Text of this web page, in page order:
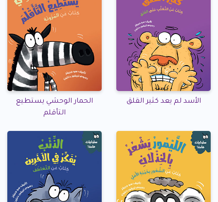
الأسد لم يعد كثير القلق
الحمار الوحشي يستطيع
التأقلم